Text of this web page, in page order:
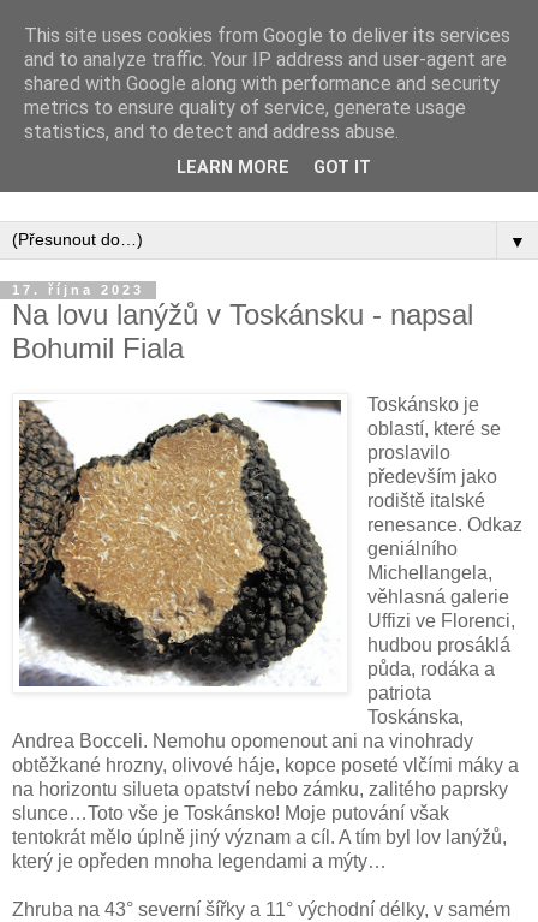
Inspirujte se tím, co píší posluchači kurzů a co se na nich
▼
17. října 2023
Na lovu lanýžů v Toskánsku - napsal
Bohumil Fiala
Toskánsko je
oblastí, které se
proslavilo
především jako
rodiště italské
renesance. Odkaz
geniálního
Michellangela,
věhlasná galerie
Uffizi ve Florenci,
hudbou prosáklá
půda, rodáka a
patriota
Toskánska,
Andrea Bocceli. Nemohu opomenout ani na vinohrady
obtěžkané hrozny, olivové háje, kopce poseté vlčími máky a
na horizontu silueta opatství nebo zámku, zalitého paprsky
slunce…Toto vše je Toskánsko! Moje putování však
tentokrát mělo úplně jiný význam a cíl. A tím byl lov lanýžů,
který je opředen mnoha legendami a mýty…
Zhruba na 43° severní šířky a 11° východní délky, v samém
This site uses cookies from Google to deliver its services
and to analyze traffic. Your IP address and user-agent are
shared with Google along with performance and security
metrics to ensure quality of service, generate usage
statistics, and to detect and address abuse.
LEARN MORE GOT IT